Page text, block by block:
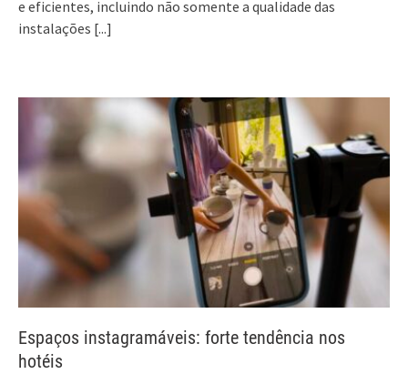
e eficientes, incluindo não somente a qualidade das
instalações [...]
Espaços instagramáveis: forte tendência nos
hotéis